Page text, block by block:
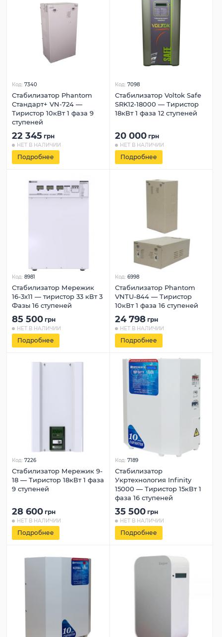
Код: 7340
Стабилизатор Phantom
Стандарт+ VN-724 —
Тиристор 10кВт 1 фаза 9
ступеней
22 345 грн
НЕТ В НАЛИЧИИ
Подробнее
Код: 7098
Стабилизатор Voltok Safe
SRK12-18000 — Тиристор
18кВт 1 фаза 12 ступеней
20 000 грн
НЕТ В НАЛИЧИИ
Подробнее
Код: 8981
Стабилизатор Мережик
16-3х11 — тиристор 33 кВт 3
Фазы 16 ступеней
85 500 грн
НЕТ В НАЛИЧИИ
Подробнее
Код: 6998
Стабилизатор Phantom
VNTU-844 — Тиристор
10кВт 1 фаза 16 ступеней
24 798 грн
НЕТ В НАЛИЧИИ
Подробнее
Код: 7226
Стабилизатор Мережик 9-
18 — Тиристор 18кВт 1 фаза
9 ступеней
28 600 грн
НЕТ В НАЛИЧИИ
Подробнее
Код: 7189
Стабилизатор
Укртехнология Infinity
15000 — Тиристор 15кВт 1
фаза 16 ступеней
35 500 грн
НЕТ В НАЛИЧИИ
Подробнее